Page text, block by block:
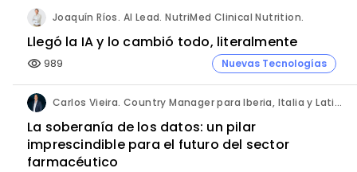
Joaquín Ríos. AI Lead. NutriMed Clinical Nutrition.
Llegó la IA y lo cambió todo, literalmente
visibility 989 Nuevas Tecnologías
Carlos Vieira. Country Manager para Iberia, Italia y Latinoamérica. Hornetsecurity.
La soberanía de los datos: un pilar
imprescindible para el futuro del sector
farmacéutico